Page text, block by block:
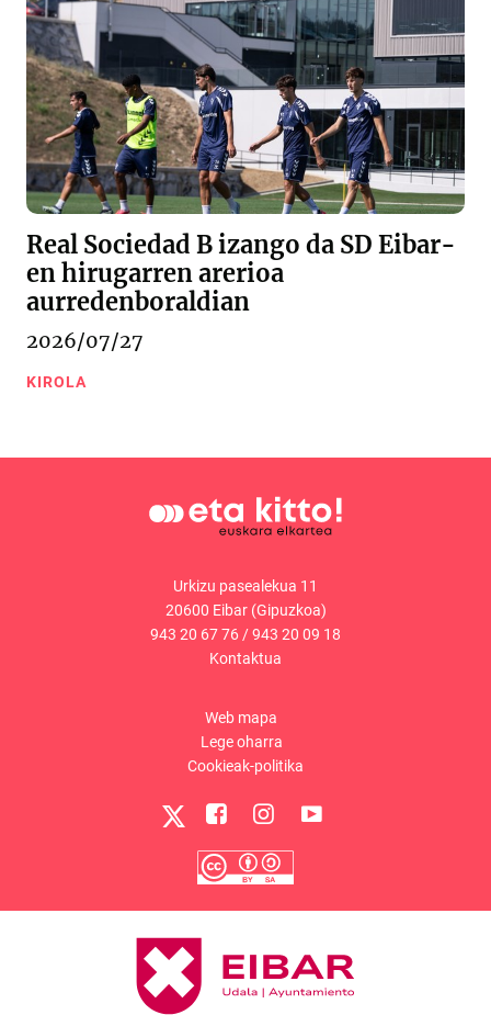
Real Sociedad B izango da SD Eibar-
en hirugarren arerioa
aurredenboraldian
2026/07/27
KIROLA
Urkizu pasealekua 11
20600 Eibar (Gipuzkoa)
943 20 67 76/943 20 09 18
Kontaktua
Web mapa
Lege oharra
Cookieak-politika